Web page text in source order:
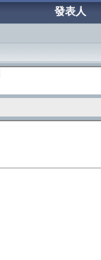
發表人